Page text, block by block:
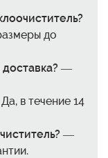
до
—
в течение 14
—